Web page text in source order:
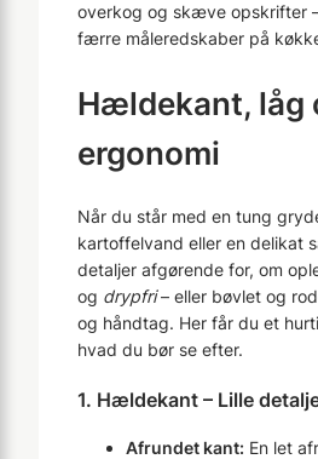
overkog og skæve opskrifter
færre måleredskaber på
Hældekant, låg
ergonomi
Når du står med en tung
kartoffelvand eller en delikat
detaljer afgørende for, om
og drypfri– eller bøvlet og
og håndtag. Her får du et
hvad du bør se efter.
1. Hældekant – Lille
Afrundet kant: En let